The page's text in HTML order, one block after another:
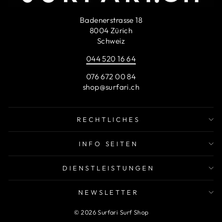
Badenerstrasse 18
8004 Zürich
Schweiz
044 520 16 64
076 672 00 84
shop@surfari.ch
RECHTLICHES
INFO SEITEN
DIENSTLEISTUNGEN
NEWSLETTER
© 2026 Surfari Surf Shop